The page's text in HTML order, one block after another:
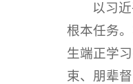
以习
根本任务
生端正学
束、朋辈